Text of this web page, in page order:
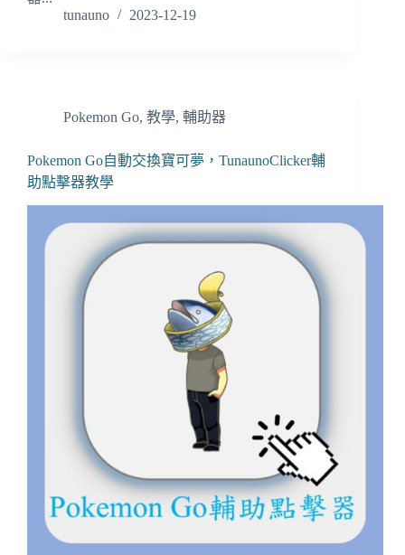
tunauno
2023-12-19
Pokemon Go, 教學, 輔助器
Pokemon Go自動交換寶可夢，TunaunoClicker輔
助點擊器教學